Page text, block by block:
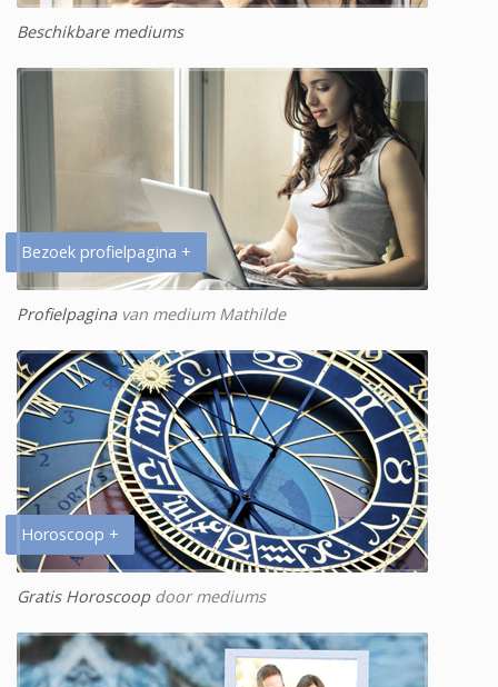
Beschikbare mediums
Bezoek profielpagina +
Profielpagina van medium Mathilde
Horoscoop +
Gratis Horoscoopdoor mediums